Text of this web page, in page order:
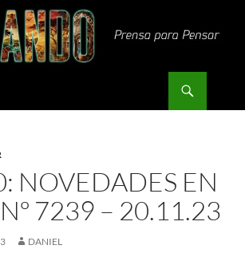
NOVEDADES EN
7239 – 20.11.23
DANIEL